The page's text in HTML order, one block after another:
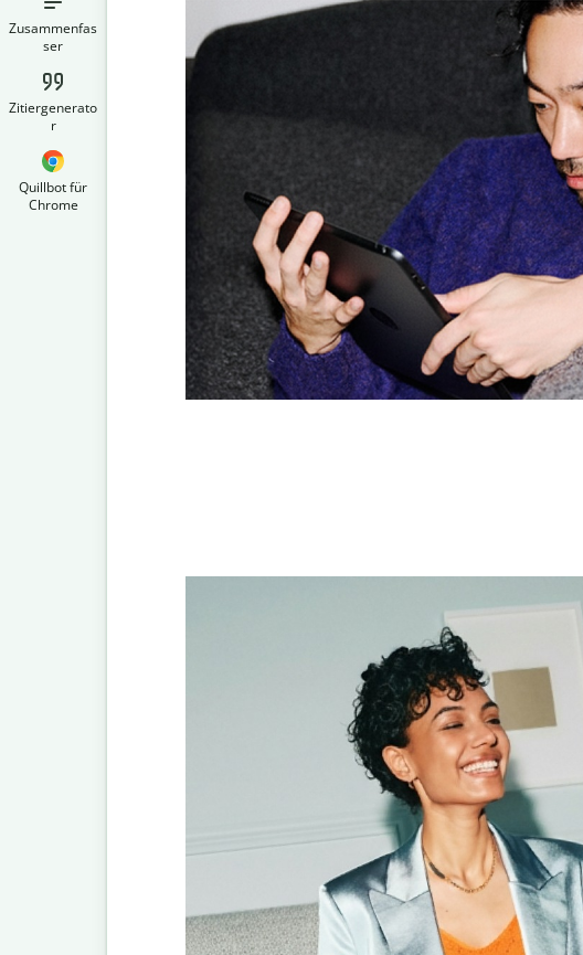
Zusammenfas
ser
Zitiergenerato
r
Quillbot für
Chrome